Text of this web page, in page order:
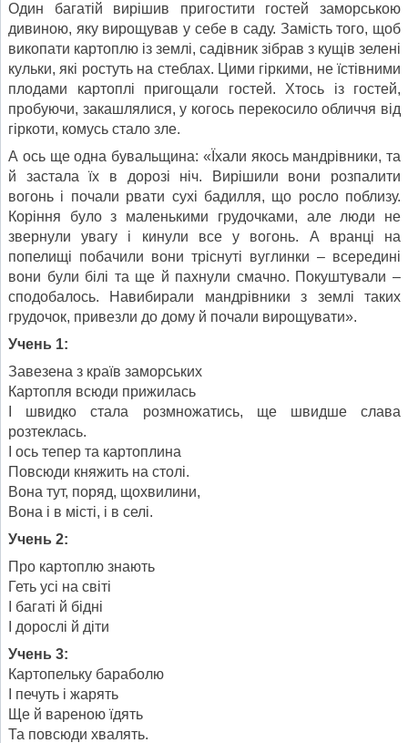
Один багатій вирішив пригостити гостей заморською
дивиною, яку вирощував у себе в саду. Замість того, щоб
викопати картоплю із землі, садівник зібрав з кущів зелені
кульки, які ростуть на стеблах. Цими гіркими, не їстівними
плодами картоплі пригощали гостей. Хтось із гостей,
пробуючи, закашлялися, у когось перекосило обличчя від
гіркоти, комусь стало зле.
А ось ще одна бувальщина: «Їхали якось мандрівники, та
й застала їх в дорозі ніч. Вирішили вони розпалити
вогонь і почали рвати сухі бадилля, що росло поблизу.
Коріння було з маленькими грудочками, але люди не
звернули увагу і кинули все у вогонь. А вранці на
попелищі побачили вони тріснуті вуглинки – всередині
вони були білі та ще й пахнули смачно. Покуштували –
сподобалось. Навибирали мандрівники з землі таких
грудочок, привезли до дому й почали вирощувати».
Учень 1:
Завезена з країв заморських
Картопля всюди прижилась
І швидко стала розмножатись, ще швидше слава
розтеклась.
І ось тепер та картоплина
Повсюди княжить на столі.
Вона тут, поряд, щохвилини,
Вона і в місті, і в селі.
Учень 2:
Про картоплю знають
Геть усі на світі
І багаті й бідні
І дорослі й діти
Учень 3:
Картопельку бараболю
І печуть і жарять
Ще й вареною їдять
Та повсюди хвалять.